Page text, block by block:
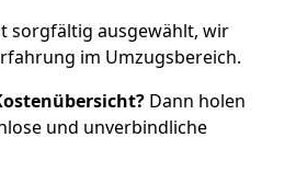
sorgfältig ausgewählt, wir
im Umzugsbereich.
Dann holen
und unverbindliche